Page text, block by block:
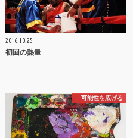
2016.10.25
初回の熱量
可能性を広げる